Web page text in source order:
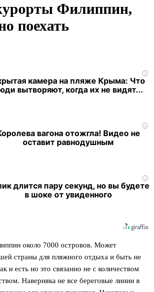
Филиппин,
поехать
i
камера на пляже Крыма: Что
вытворяют, когда их не видят...
i
вагона отожгла! Видео не
оставит равнодушным
i
длится пару секунд, но вы будете
в шоке от увиденного
около 7000 островов. Может
страны для пляжного отдыха и быть не
и есть но это связанно не с количеством
Наверняка не все береговые линии в